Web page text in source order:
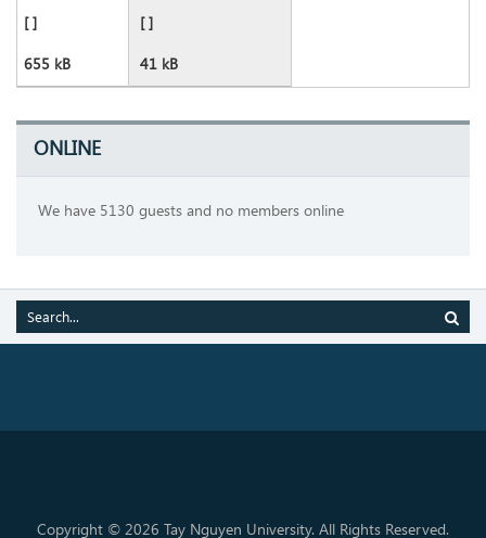
[ ]
655 kB
[ ]
41 kB
ONLINE
We have 5130 guests and no members online
Copyright © 2026 Tay Nguyen University. All Rights Reserved.